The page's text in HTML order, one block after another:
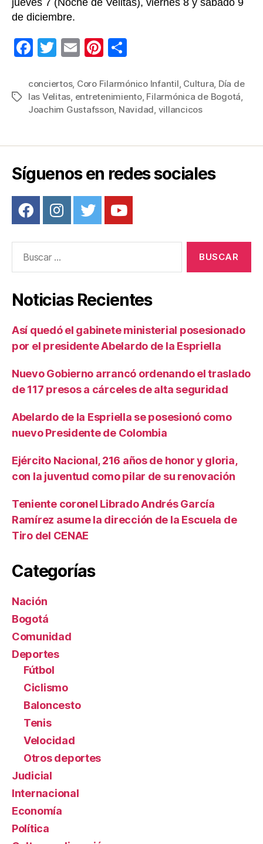
jueves 7 (Noche de Velitas), viernes 8 y sábado 9
de diciembre.
F
c
e
o
k
T
tt
er
E
ail
Pi
er
e
m
p
tir
Etiquetas
conciertos, Coro Filarmónico Infantil Cultura Día de
las Velitas entretenimiento, Filarmónica de Bogotá
Joachim Gustafsson Navidad villancicos
Síguenos en redes sociales
Noticias Recientes
Así quedó el gabinete ministerial posesionado
por el presidente Abelardo de la Espriella
Nuevo Gobierno arrancó ordenando el traslado
de 117 presos a cárceles de alta seguridad
Abelardo de la Espriella se posesionó como
nuevo Presidente de Colombia
Ejército Nacional, 216 años de honor y gloria,
con la juventud como pilar de su renovación
Teniente coronel Librado Andrés García
Ramírez asume la dirección de la Escuela de
Tiro del CENAE
Categorías
Nación
Bogotá
Comunidad
Deportes
Fútbol
Ciclismo
Baloncesto
Tenis
Velocidad
Otros deportes
Judicial
Internacional
Economía
Política